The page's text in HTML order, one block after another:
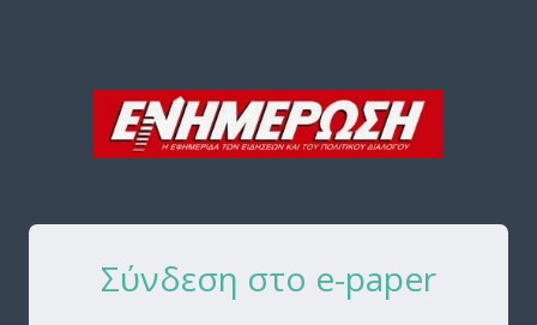
Σύνδεση στο e-paper